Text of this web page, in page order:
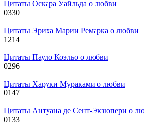
Цитаты Оскара Уайльда о любви
0330
Цитаты Эриха Марии Ремарка о любви
1 214
Цитаты Пауло Коэльо о любви
0296
Цитаты Харуки Мураками о любви
0147
Цитаты Антуана де Сент-Экзюпери о
0133